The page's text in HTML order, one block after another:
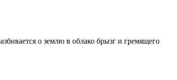
о землю в облако брызг и гремящего